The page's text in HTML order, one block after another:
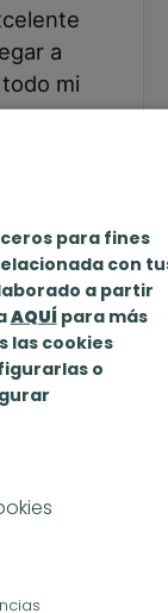
para fines
con
a partir
AQUÍpara más
las cookies
o